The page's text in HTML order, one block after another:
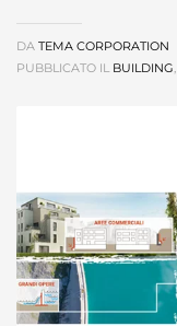
DA TEMA CORPORATION
PUBBLICATO IL BUILDING